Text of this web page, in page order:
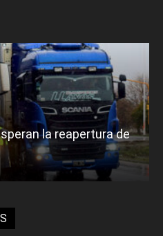
la reapertura de